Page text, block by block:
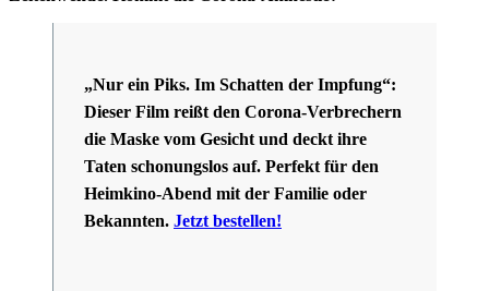
„Nur ein Piks. Im Schatten der Impfung“:
Dieser Film reißt den Corona-Verbrechern
die Maske vom Gesicht und deckt ihre
Taten schonungslos auf. Perfekt für den
Heimkino-Abend mit der Familie oder
Bekannten. Jetzt bestellen!